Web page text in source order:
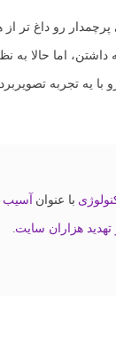
رو داغ تر از
داشتن، اما حالا
یه تجربه
با عنوان آسیب
هزاران سایت.